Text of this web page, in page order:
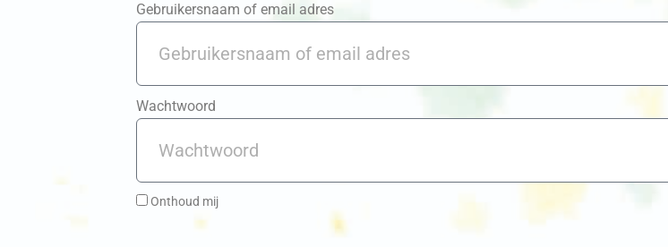
Gebruikersnaam of email adres
Wachtwoord
Onthoud mij